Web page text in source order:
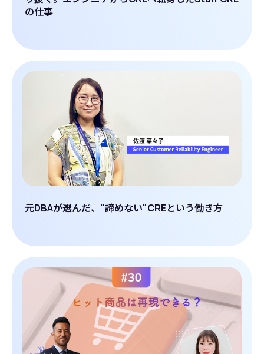
の仕事
元DBAが選んだ、"諦めない"CREという働き方